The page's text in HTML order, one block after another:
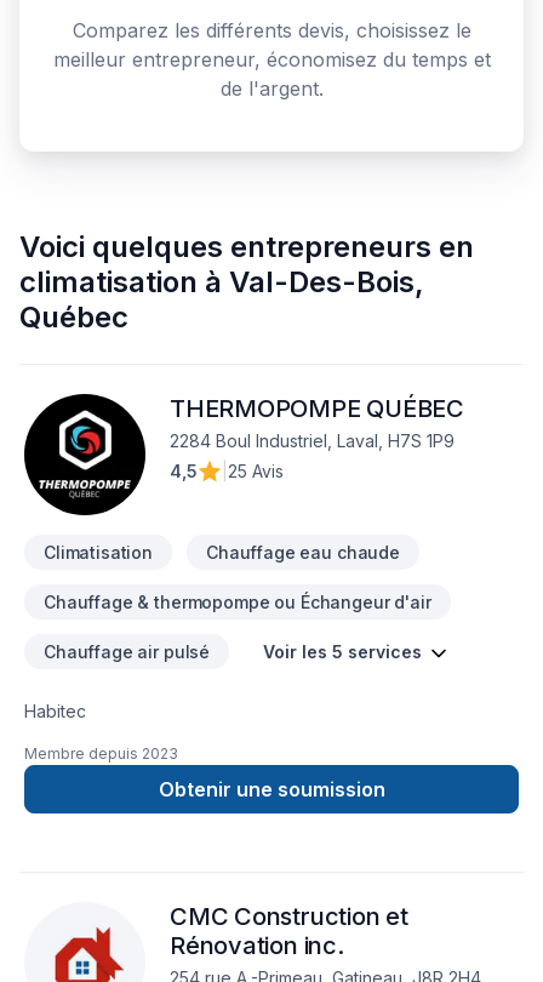
Comparez les différents devis, choisissez le
meilleur entrepreneur, économisez du temps et
de l'argent.
Voici quelques entrepreneurs en
climatisation à Val-Des-Bois,
Québec
THERMOPOMPE QUÉBEC
2284 Boul Industriel, Laval, H7S 1P9
4,5
25 Avis
Climatisation Chauffage eau chaude
Chauffage & thermopompe ou Échangeur d'air
Chauffage air pulsé Voir les 5 services
Habitec
Membre depuis 2023
Obtenir une soumission
CMC Construction et
Rénovation inc.
254 rue A.-Primeau, Gatineau, J8R 2H4